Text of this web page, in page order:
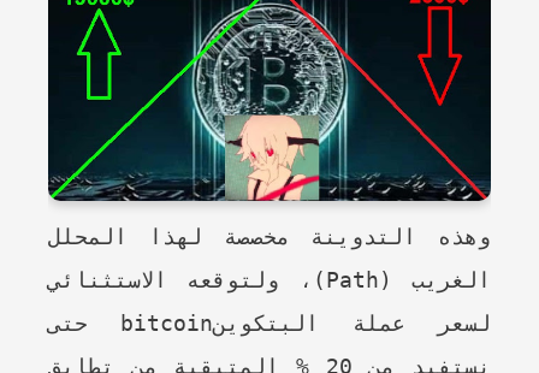
وهذه التدوينة مخصصة لهذا المحلل
الغريب (Path)
، ولتوقعه الاستثنائي
لسعر عملة البتكوينbitcoin حتى
نستفيد من 20 % المتبقية من تطابق